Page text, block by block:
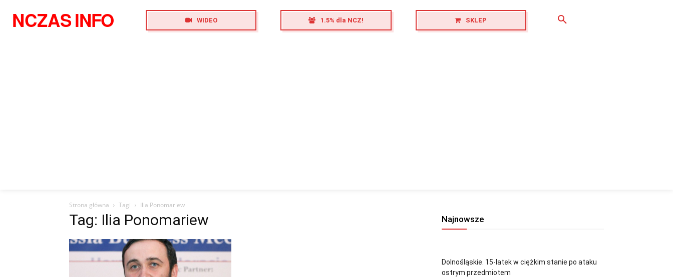
NCZASINFO WIDEO 1.5% dla NCZ! SKLEP
Strona główna Tagi Ilia Ponomariew
Tag: Ilia Ponomariew Najnowsze
Dolnośląskie. 15-latek w ciężkim stanie po ataku
ostrym przedmiotem